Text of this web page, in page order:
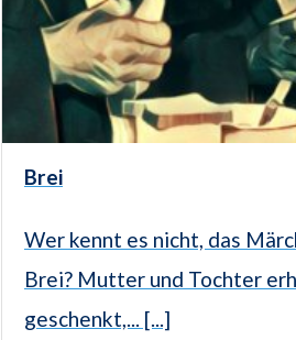
Brei
Wer kennt es nicht, das
Brei? Mutter und Tochter
geschenkt,... [...]